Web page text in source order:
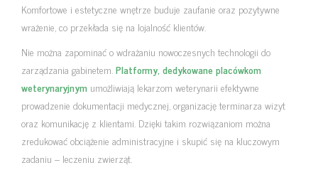
Komfortowe i estetyczne wnętrze buduje zaufanie oraz pozytywne
wrażenie, co przekłada się na lojalność klientów.
Nie można zapominać o wdrażaniu nowoczesnych technologii do
zarządzania gabinetem.Platformy, dedykowane placówkom
weterynaryjnym umożliwiają lekarzom weterynarii efektywne
prowadzenie dokumentacji medycznej, organizację terminarza wizyt
oraz komunikację z klientami. Dzięki takim rozwiązaniom można
zredukować obciążenie administracyjne i skupić się na kluczowym
zadaniu – leczeniu zwierząt.